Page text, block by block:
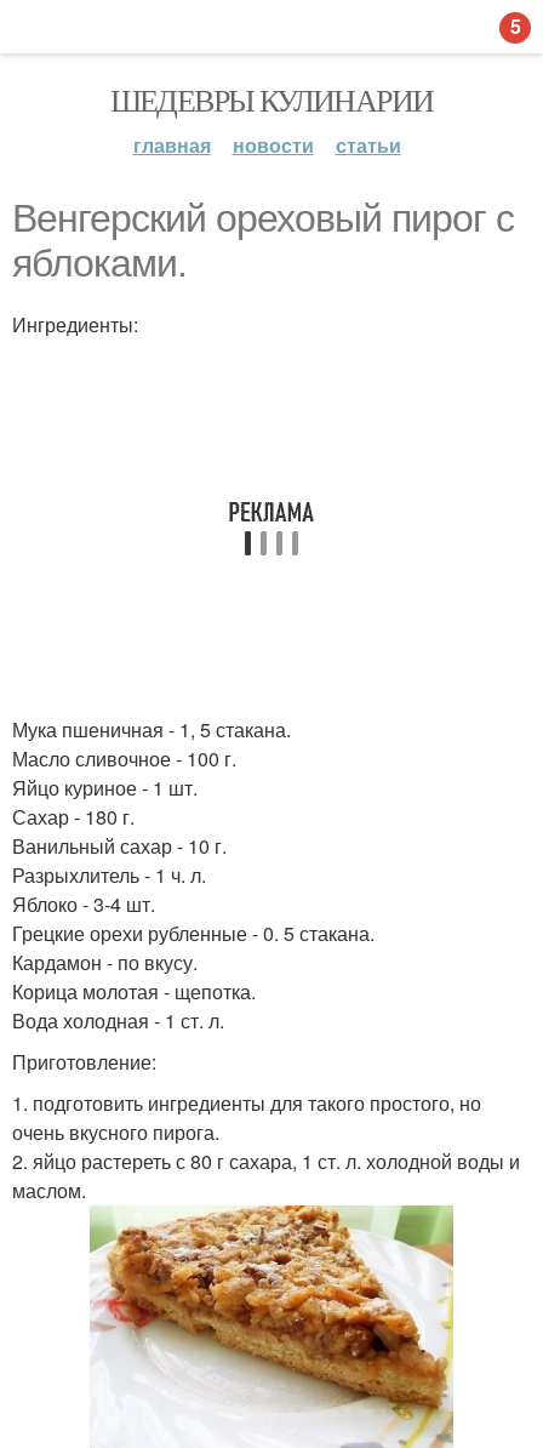
ШЕДЕВРЫ КУЛИНАРИИ
главная новости статьи
Венгерский ореховый пирог с
яблоками.
Ингредиенты:
Мука пшеничная - 1, 5 стакана.
Масло сливочное - 100 г.
Яйцо куриное - 1 шт.
Сахар - 180 г.
Ванильный сахар - 10 г.
Разрыхлитель - 1 ч. л.
Яблоко - 3-4 шт.
Грецкие орехи рубленные - 0. 5 стакана.
Кардамон - по вкусу.
Корица молотая - щепотка.
Вода холодная - 1 ст. л.
Приготовление:
1. подготовить ингредиенты для такого простого, но
очень вкусного пирога.
2. яйцо растереть с 80 г сахара, 1 ст. л. холодной воды и
маслом.
5